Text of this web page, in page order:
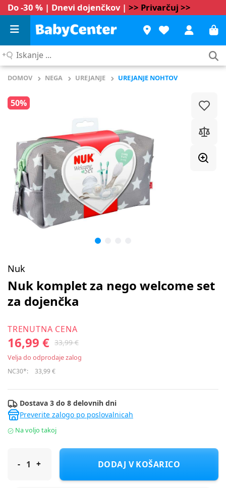
Do -30 % | Dnevi dojenčkov | >> Privarčuj >>
Iskanje
DOMOV NEGA UREJANJE UREJANJE NOHTOV
50%
Nuk
Nuk komplet za nego welcome set
za dojenčka
TRENUTNA CENA
16,99 € 33,99 €
Velja do odprodaje zalog
NC30*: 33,99 €
Dostava 3 do 8 delovnih dni
Preverite zalogo po poslovalnicah
Na voljo takoj
Nuk komplet za nego welcome set za dojenčka
DODAJ V KOŠARICO